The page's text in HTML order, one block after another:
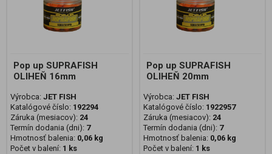
Pop up SUPRAFISH
OLIHEŇ 16mm
Výrobca: JET FISH
Katalógové číslo: 192294
Záruka (mesiacov): 24
Termín dodania (dni): 7
Hmotnosť balenia: 0,06 kg
Počet v balení: 1 ks
Pop up SUPRAFISH
OLIHEŇ 20mm
Výrobca: JET FISH
Katalógové číslo: 1922957
Záruka (mesiacov): 24
Termín dodania (dni): 7
Hmotnosť balenia: 0,06 kg
Počet v balení: 1 ks